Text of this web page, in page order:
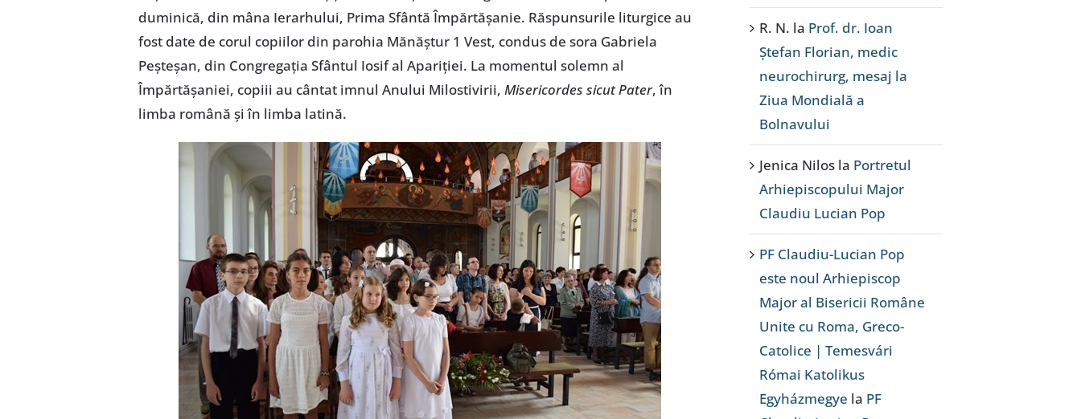
duminică, din mâna Ierarhului, Prima Sfântă Împărtășanie. Răspunsurile liturgice au
fost date de corul copiilor din parohia Mănăștur 1 Vest, condus de sora Gabriela
Peșteșan, din Congregația Sfântul Iosif al Apariției. La momentul solemn al
Împărtășaniei, copiii au cântat imnul Anului Milostivirii, Misericordes sicut Pater, în
limba română și în limba latină.
R. N. la Prof. dr. Ioan
Ștefan Florian, medic
neurochirurg, mesaj la
Ziua Mondială a
Bolnavului
Jenica Nilos la Portretul
Arhiepiscopului Major
Claudiu Lucian Pop
PF Claudiu-Lucian Pop
este noul Arhiepiscop
Major al Bisericii Române
Unite cu Roma, Greco-
Catolice | Temesvári
Római Katolikus
Egyházmegye la PF